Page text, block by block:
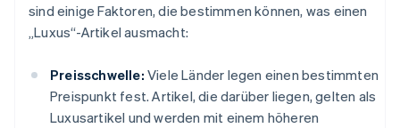
sind einige Faktoren, die bestimmen können, was einen
„Luxus“-Artikel ausmacht:
Preisschwelle: Viele Länder legen einen bestimmten
Preispunkt fest. Artikel, die darüber liegen, gelten als
Luxusartikel und werden mit einem höheren